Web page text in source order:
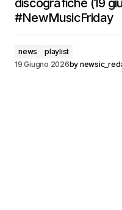
discografiche (19
#NewMusicFriday
news
playlist
19 Giugno 2026by